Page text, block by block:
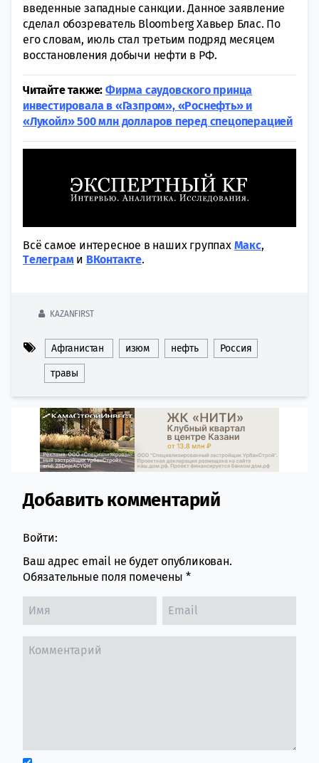
введенные западные санкции. Данное заявление
сделал обозреватель Bloomberg Хавьер Блас. По
его словам, июль стал третьим подряд месяцем
восстановления добычи нефти в РФ.
Читайте также:Фирма саудовского принца
инвестировала в «Газпром», «Роснефть» и
«Лукойл» 500 млн долларов перед спецоперацией
Всё самое интересное в наших группах Макс,
Tелеграми ВКонтакте.
KAZANFIRST
Афганистан изюм нефть Россия
травы
Comment section
Добавить комментарий
Войти:
Ваш адрес email не будет опубликован.
Обязательные поля помечены *